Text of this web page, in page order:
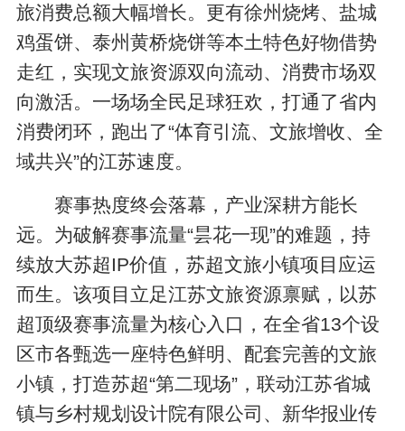
旅消费总额大幅增长。更有徐州烧烤、盐城
鸡蛋饼、泰州黄桥烧饼等本土特色好物借势
走红，实现文旅资源双向流动、消费市场双
向激活。一场场全民足球狂欢，打通了省内
消费闭环，跑出了“体育引流、文旅增收、全
域共兴”的江苏速度。
赛事热度终会落幕，产业深耕方能长
远。为破解赛事流量“昙花一现”的难题，持
续放大苏超IP价值，苏超文旅小镇项目应运
而生。该项目立足江苏文旅资源禀赋，以苏
超顶级赛事流量为核心入口，在全省13个设
区市各甄选一座特色鲜明、配套完善的文旅
小镇，打造苏超“第二现场”，联动江苏省城
镇与乡村规划设计院有限公司、新华报业传